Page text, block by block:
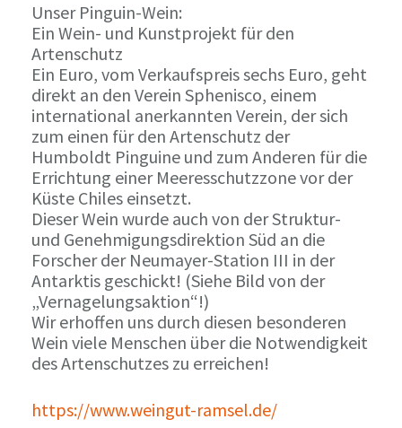
Unser Pinguin-Wein:
Ein Wein- und Kunstprojekt für den
Artenschutz
Ein Euro, vom Verkaufspreis sechs Euro, geht
direkt an den Verein Sphenisco, einem
international anerkannten Verein, der sich
zum einen für den Artenschutz der
Humboldt Pinguine und zum Anderen für die
Errichtung einer Meeresschutzzone vor der
Küste Chiles einsetzt.
Dieser Wein wurde auch von der Struktur-
und Genehmigungsdirektion Süd an die
Forscher der Neumayer-Station III in der
Antarktis geschickt! (Siehe Bild von der
„Vernagelungsaktion“!)
Wir erhoffen uns durch diesen besonderen
Wein viele Menschen über die Notwendigkeit
des Artenschutzes zu erreichen!
https://www.weingut-ramsel.de/